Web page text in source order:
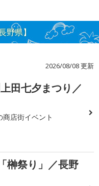
野県】
2026/08/08 更新
田七夕まつり／
店街イベント
榊祭り」／長野